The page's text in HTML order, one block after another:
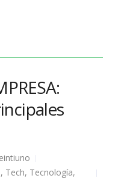
, Tech, Tecnología,